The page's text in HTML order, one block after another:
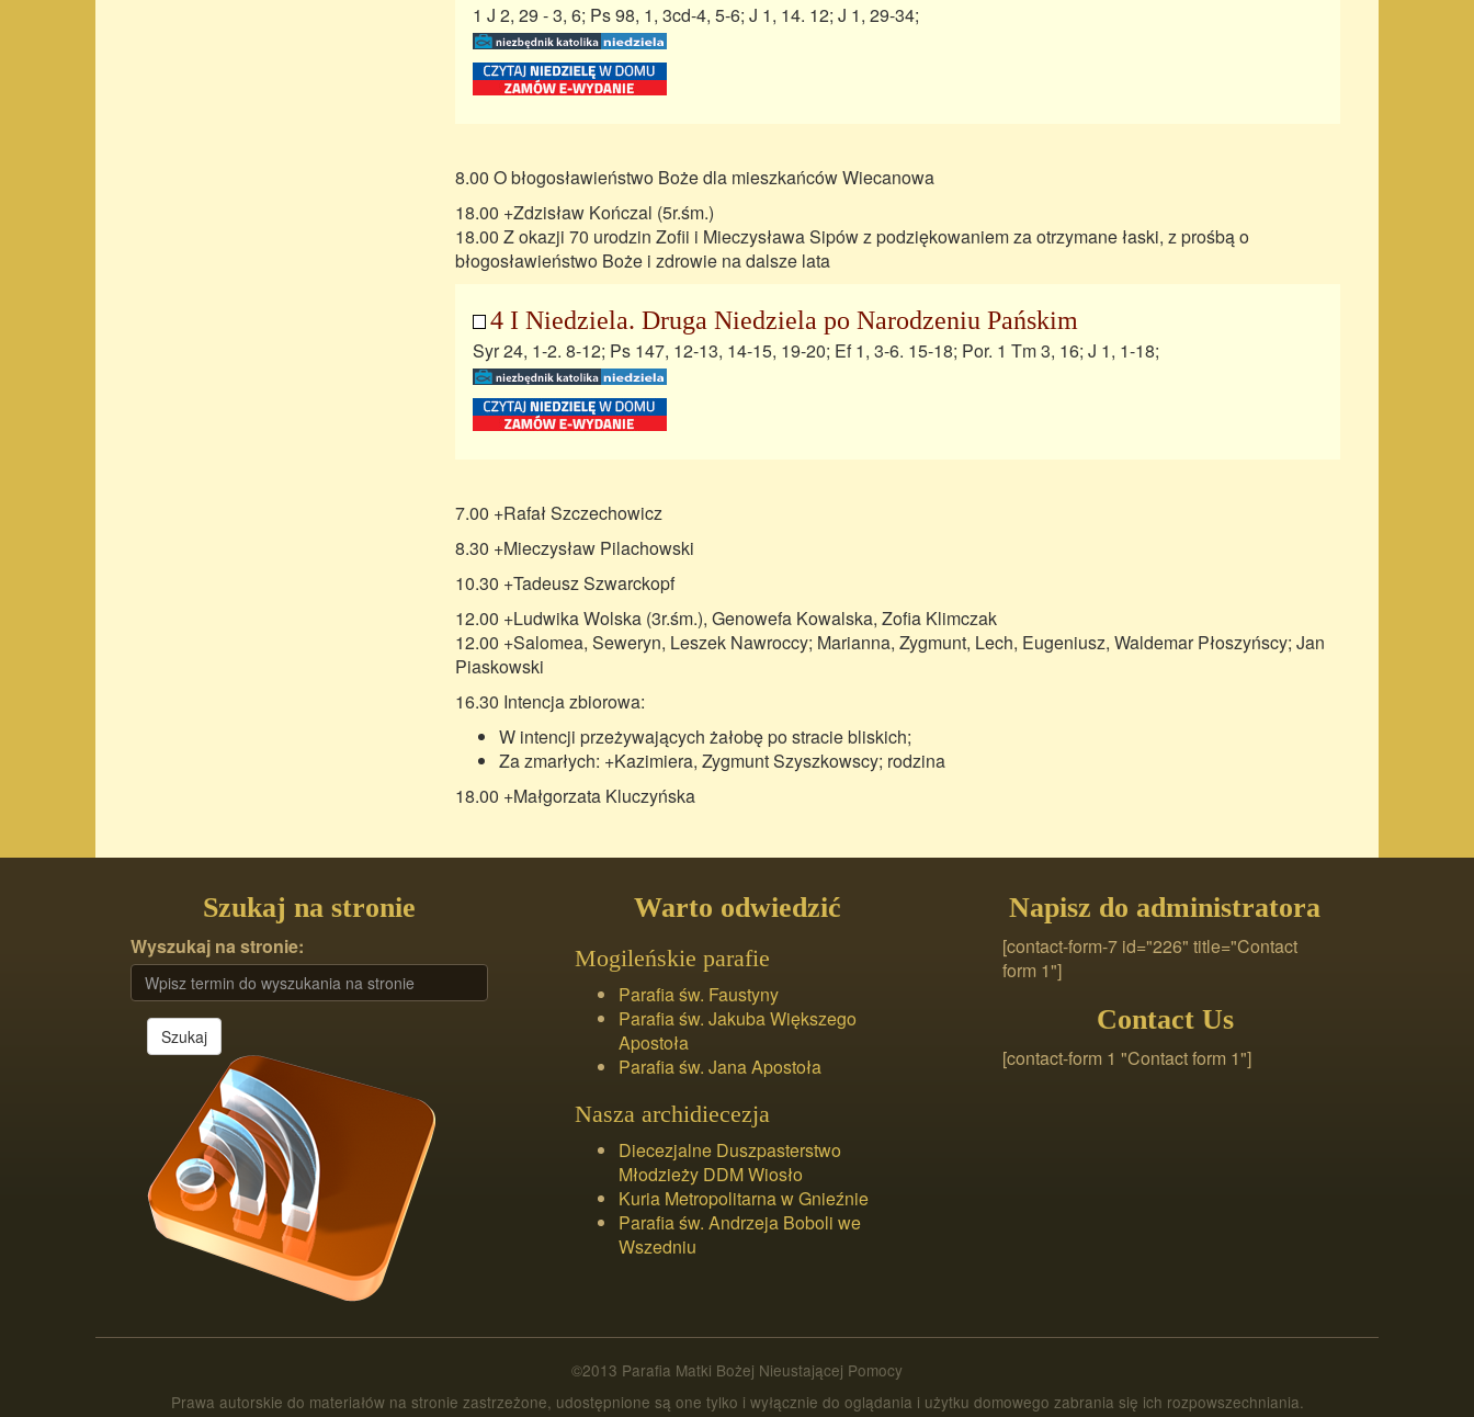
1 J 2, 29 - 3, 6; Ps 98, 1, 3cd-4, 5-6; J 1, 14. 12; J 1, 29-34;
8.00 O błogosławieństwo Boże dla mieszkańców Wiecanowa
18.00 +Zdzisław Kończal (5r.śm.)
18.00 Z okazji 70 urodzin Zofii i Mieczysława Sipów z podziękowaniem za otrzymane łaski, z prośbą o
błogosławieństwo Boże i zdrowie na dalsze lata
4 I Niedziela. Druga Niedziela po Narodzeniu Pańskim
Syr 24, 1-2. 8-12; Ps 147, 12-13, 14-15, 19-20; Ef 1, 3-6. 15-18; Por. 1 Tm 3, 16; J 1, 1-18;
7.00 +Rafał Szczechowicz
8.30 +Mieczysław Pilachowski
10.30 +Tadeusz Szwarckopf
12.00 +Ludwika Wolska (3r.śm.), Genowefa Kowalska, Zofia Klimczak
12.00 +Salomea, Seweryn, Leszek Nawroccy; Marianna, Zygmunt, Lech, Eugeniusz, Waldemar Płoszyńscy; Jan
Piaskowski
16.30 Intencja zbiorowa:
W intencji przeżywających żałobę po stracie bliskich;
Za zmarłych: +Kazimiera, Zygmunt Szyszkowscy; rodzina
18.00 +Małgorzata Kluczyńska
Szukaj na stronie
Wyszukaj na stronie:
Szukaj
Warto odwiedzić
Mogileńskie parafie
Parafia św. Faustyny
Parafia św. Jakuba Większego
Apostoła
Parafia św. Jana Apostoła
Nasza archidiecezja
Diecezjalne Duszpasterstwo
Młodzieży DDM Wiosło
Kuria Metropolitarna w Gnieźnie
Parafia św. Andrzeja Boboli we
Wszedniu
Napisz do administratora
[contact-form-7 id="226" title="Contact
form 1"]
Contact Us
[contact-form 1 "Contact form 1"]
©2013 Parafia Matki Bożej Nieustającej Pomocy
Prawa autorskie do materiałów na stronie zastrzeżone, udostępnione są one tylko i wyłącznie do oglądania i użytku domowego zabrania się ich rozpowszechniania.